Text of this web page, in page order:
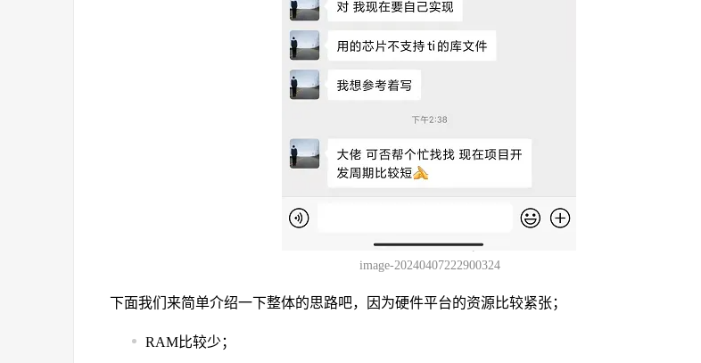
image-20240407222900324
下面我们来简单介绍一下整体的思路吧，因为硬件平台的资源比较紧张；
RAM比较少；